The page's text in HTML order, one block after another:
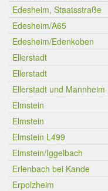
Edesheim, Staatsstraße
Edesheim/A65
Edesheim/Edenkoben
Ellerstadt
Ellerstadt
Ellerstadt und Mannheim
Elmstein
Elmstein
Elmstein L499
Elmstein/Iggelbach
Erlenbach bei Kande
Erpolzheim